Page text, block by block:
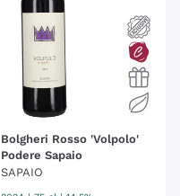
Bolgheri Rosso 'Volpolo'
Podere Sapaio
SAPAIO